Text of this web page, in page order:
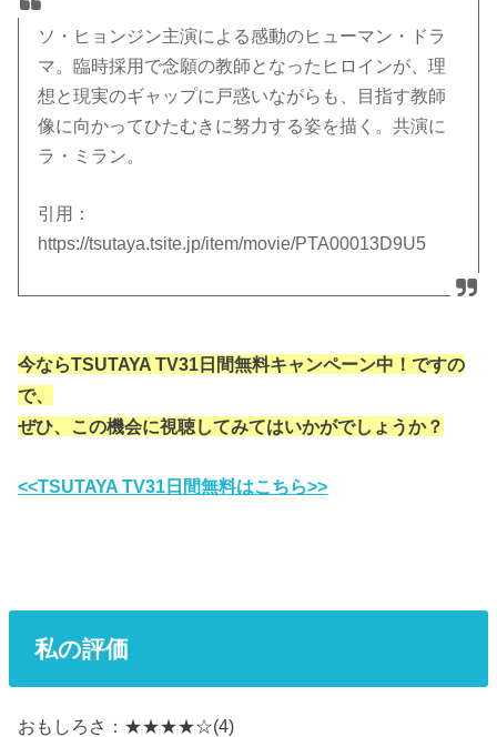
ソ・ヒョンジン主演による感動のヒューマン・ドラ
マ。臨時採用で念願の教師となったヒロインが、理
想と現実のギャップに戸惑いながらも、目指す教師
像に向かってひたむきに努力する姿を描く。共演に
ラ・ミラン。
引用：
https://tsutaya.tsite.jp/item/movie/PTA00013D9U5
今ならTSUTAYA TV31日間無料キャンペーン中！ですの
で、
ぜひ、この機会に視聴してみてはいかがでしょうか？
<<TSUTAYA TV31日間無料はこちら>>
私の評価
おもしろさ：★★★★☆(4)